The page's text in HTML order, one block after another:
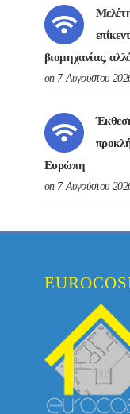
βιομηχανίας,
on 7 Αυγούστου
Ευρώπη
on 7 Αυγούστου